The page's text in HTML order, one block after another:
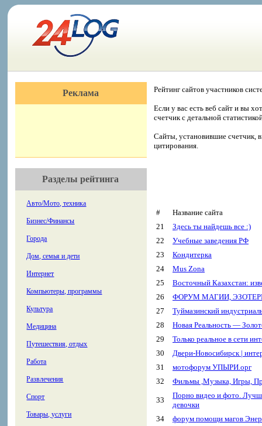
Реклама
Разделы рейтинга
Авто/Мото, техника
Бизнес/Финансы
Города
Дом, семья и дети
Интернет
Компьютеры, программы
Культура
Медицина
Путешествия, отдых
Работа
Развлечения
Спорт
Товары, услуги
Рейтинг сайтов участников
Если у вас есть веб сайт и вы
счетчик с детальной
Сайты, установившие счетчик,
цитирования.
#
Название сайта
21
Здесь ты найдешь все :)
22
Учебные заведения РФ
23
Кондитерка
24
Mus Zona
25
Восточный Казахстан:
26
ФОРУМ МАГИИ,
27
Туймазинский
28
Новая Реальность —
29
Только реальное в сети
30
Двери-Новосибирск |
31
мотофорум УПЫРИ.орг
32
Фильмы ,Музыка, Игры,
33
Порно видео и фото.
девочки
34
форум помощи магов